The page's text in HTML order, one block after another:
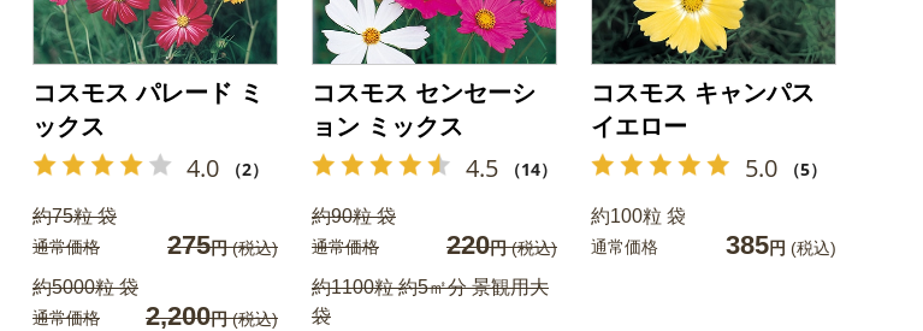
コスモス パレード ミ
ックス
4.0 （2）
約75粒 袋
通常価格 275円(税込)
約5000粒 袋
通常価格 2,200円(税込)
コスモス センセーシ
ョン ミックス
4.5 （14）
約90粒 袋
通常価格 220円(税込)
約1100粒 約5㎡分 景観用大
袋
コスモス キャンパス
イエロー
5.0 （5）
約100粒 袋
通常価格 385円 (税込)